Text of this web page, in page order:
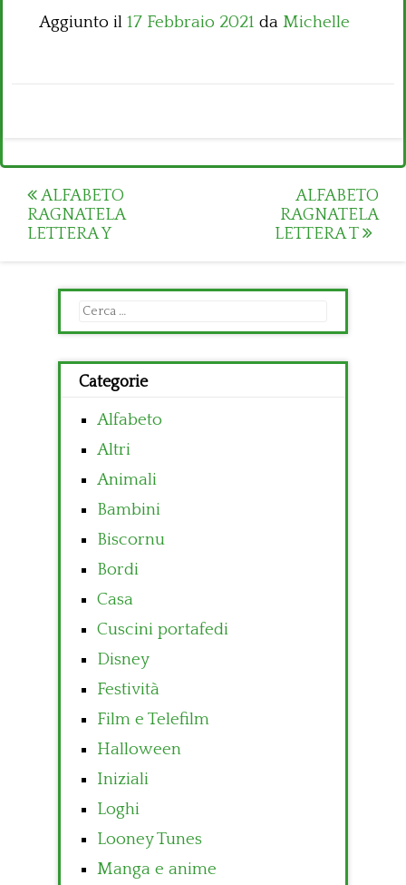
Aggiunto il 17 Febbraio 2021 da Michelle
Post
navigation
ALFABETO
RAGNATELA
LETTERA Y
ALFABETO
RAGNATELA
LETTERA T
Ricerca
per:
Categorie
Alfabeto
Altri
Animali
Bambini
Biscornu
Bordi
Casa
Cuscini portafedi
Disney
Festività
Film e Telefilm
Halloween
Iniziali
Loghi
Looney Tunes
Manga e anime